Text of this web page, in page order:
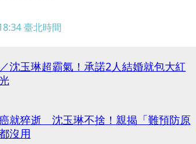
臺北時間
沈玉琳超霸氣！承諾2人結婚就包大紅
就猝逝 沈玉琳不捨！親揭「難預防原
沒用